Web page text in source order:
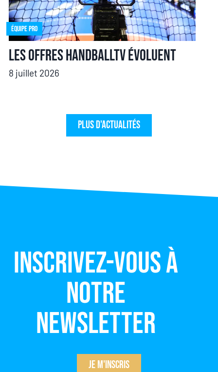
Équipe pro
Les offres HandballTV évoluent
8 juillet 2026
Plus d'actualités
Inscrivez-vous à
notre
newsletter
Je m'inscris